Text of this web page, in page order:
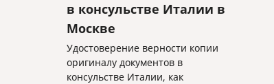
в консульстве Италии в
Москве
Удостоверение верности копии
оригиналу документов в
консульстве Италии, как